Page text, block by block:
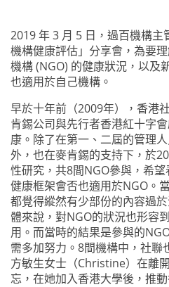
2019 年 3 月 5 日，過百機構
機構健康評估」分享會，為要
機構 (NGO) 的健康狀況，以及
也適用於自己機構。
早於十年前（2009年），香港
肯錫公司與先行者香港紅十字
康。除了在第一、二屆的管理
外，也在麥肯錫的支持下，於
性研究，共8間NGO參與，希
健康框架會否也適用於NGO。
都覺得縱然有少部份的內容過
體來說，對NGO的狀況也形容
用。而當時的結果是參與的
需多加努力。8間機構中，社聯
方敏生女士（Christine）在離
忘，在她加入香港大學後，推